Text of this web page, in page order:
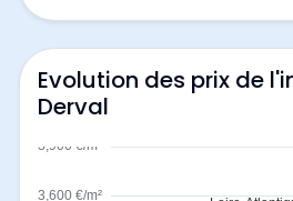
Evolution des prix de
Derval